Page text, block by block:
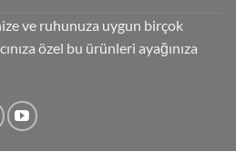
ve ruhunuza uygun birçok
özel bu ürünleri ayağınıza